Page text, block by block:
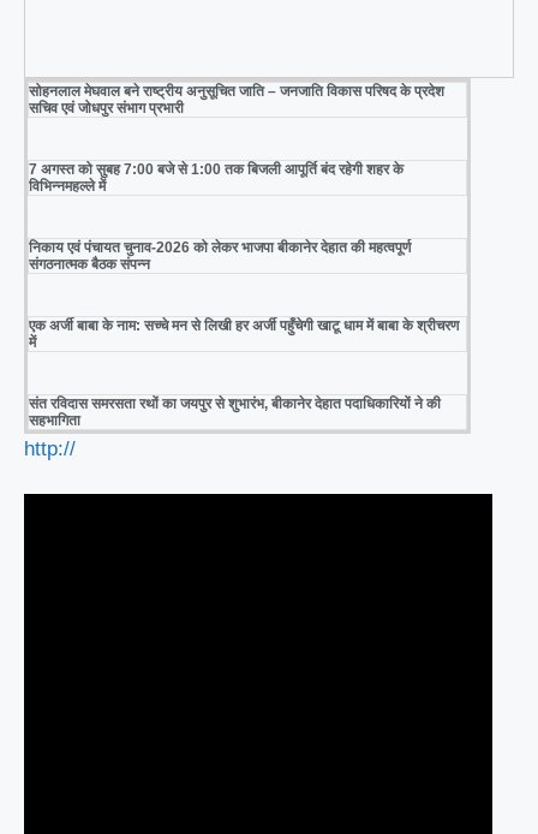
सोहनलाल मेघवाल बने राष्ट्रीय अनुसूचित जाति – जनजाति विकास परिषद के प्रदेश
सचिव एवं जोधपुर संभाग प्रभारी
7 अगस्त को सुबह 7:00 बजे से 1:00 तक बिजली आपूर्ति बंद रहेगी शहर के
विभिन्नमहल्ले में
निकाय एवं पंचायत चुनाव-2026 को लेकर भाजपा बीकानेर देहात की महत्वपूर्ण
संगठनात्मक बैठक संपन्न
एक अर्जी बाबा के नाम: सच्चे मन से लिखी हर अर्जी पहुँचेगी खाटू धाम में बाबा के श्रीचरण
में
संत रविदास समरसता रथों का जयपुर से शुभारंभ, बीकानेर देहात पदाधिकारियों ने की
सहभागिता
http://